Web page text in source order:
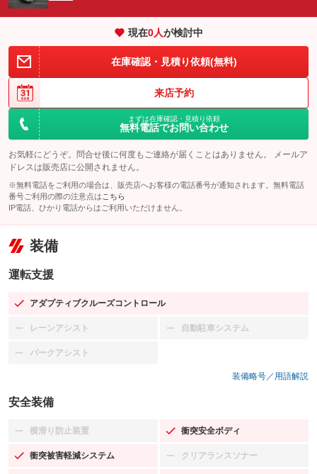
現在0人が検討中
在庫確認・見積り依頼(無料)
来店予約
まずは在庫確認・見積り依頼
無料電話でお問い合わせ
お気軽にどうぞ。問合せ後に何度もご連絡が届くことはありません。 メールア
ドレスは販売店に公開されません。
※無料電話をご利用の場合は、販売店へお客様の電話番号が通知されます。無料電話
番号ご利用の際の注意点は こちら
IP電話、ひかり電話からはご利用いただけません。
装備
運転支援
アダプティブクルーズコントロール
：装備あり
レーンアシスト
：装備なし 自動駐車システム
：装備なし
パークアシスト
：装備なし
装備略号／用語解説
安全装備
横滑り防止装置
：装備なし 衝突安全ボディ
：装備あり
衝突被害軽減システム
：装備あり クリアランスソナー
：装備なし